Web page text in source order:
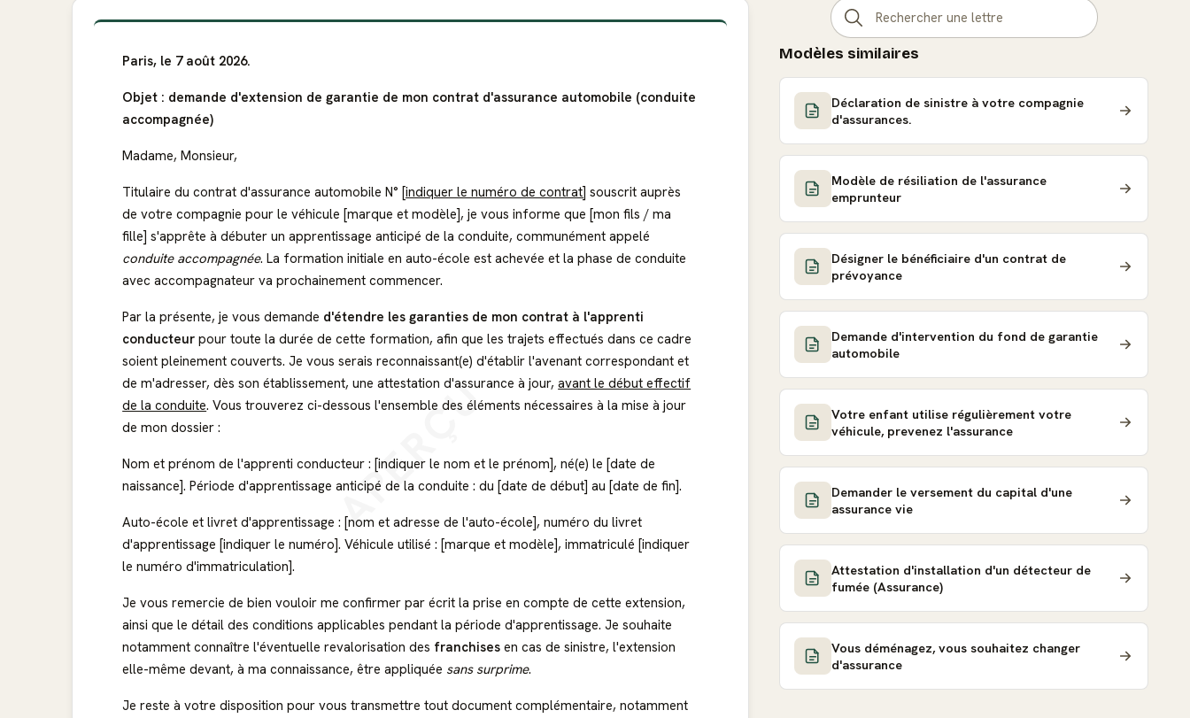
APERÇU
Paris, le 7 août 2026.
Objet : demande d'extension de garantie de mon contrat d'assurance automobile (conduite
accompagnée)
Madame, Monsieur,
Titulaire du contrat d'assurance automobile N° [indiquer le numéro de contrat] souscrit auprès
de votre compagnie pour le véhicule [marque et modèle], je vous informe que [mon fils / ma
fille] s'apprête à débuter un apprentissage anticipé de la conduite, communément appelé
conduite accompagnée. La formation initiale en auto-école est achevée et la phase de conduite
avec accompagnateur va prochainement commencer.
Par la présente, je vous demande d'étendre les garanties de mon contrat à l'apprenti
conducteur pour toute la durée de cette formation, afin que les trajets effectués dans ce cadre
soient pleinement couverts. Je vous serais reconnaissant(e) d'établir l'avenant correspondant et
de m'adresser, dès son établissement, une attestation d'assurance à jour,avant le début effectif
de la conduite. Vous trouverez ci-dessous l'ensemble des éléments nécessaires à la mise à jour
de mon dossier :
Nom et prénom de l'apprenti conducteur : [indiquer le nom et le prénom], né(e) le [date de
naissance]. Période d'apprentissage anticipé de la conduite : du [date de début] au [date de fin].
Auto-école et livret d'apprentissage : [nom et adresse de l'auto-école], numéro du livret
d'apprentissage [indiquer le numéro]. Véhicule utilisé : [marque et modèle], immatriculé [indiquer
le numéro d'immatriculation].
Je vous remercie de bien vouloir me confirmer par écrit la prise en compte de cette extension,
ainsi que le détail des conditions applicables pendant la période d'apprentissage. Je souhaite
notamment connaître l'éventuelle revalorisation des franchises en cas de sinistre, l'extension
elle-même devant, à ma connaissance, être appliquée sans surprime.
Je reste à votre disposition pour vous transmettre tout document complémentaire, notamment
Modèles similaires
Déclaration de sinistre à votre compagnie
d'assurances.
Modèle de résiliation de l'assurance
emprunteur
Désigner le bénéficiaire d'un contrat de
prévoyance
Demande d'intervention du fond de garantie
automobile
Votre enfant utilise régulièrement votre
véhicule, prevenez l'assurance
Demander le versement du capital d'une
assurance vie
Attestation d'installation d'un détecteur de
fumée (Assurance)
Vous déménagez, vous souhaitez changer
d'assurance